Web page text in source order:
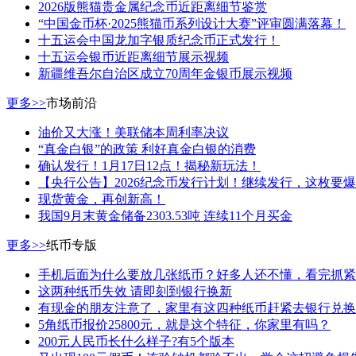
2026版熊猫贵金属纪念币近距离细节鉴赏
“中国金币杯·2025熊猫币系列设计大赛”评审圆满落幕！
十五运会中国龙加字银质纪念币正式发行！
十五运会银币近距离细节展示视频
新疆维吾尔自治区成立70周年金银币展示视频
更多>>市场前沿
油价又大涨！美联储本周利率决议
“真金白银”的政策 利好真金白银的消费
确认发行！1月17日12点！揭秘新玩法！
【央行公告】2026纪念币发行计划！继续发行，这枚要
现货黄金，再创新高！
我国9月末黄金储备2303.53吨 连续11个月买金
更多>>纸币专版
手机后面为什么要放几张纸币？好多人还不懂，看完抓
这两种纸币失效 请即刻到银行换新
有现金的朋友注意了，家里有这四种纸币赶紧去银行兑换
5角纸币报价25800元，就是这个特征，你家里有吗？
200元人民币长什么样子?有5个版本